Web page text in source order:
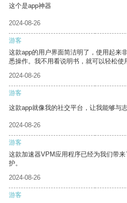
这个是app神器
2024-08-26
游客
这款app的用户界面简洁明了，使用起来
悉操作。我不用看说明书，就可以轻松使
2024-08-26
游客
这款app就像我的社交平台，让我能够与
2024-08-26
游客
这款加速器VPM应用程序已经为我们带
护。
2024-08-26
游客